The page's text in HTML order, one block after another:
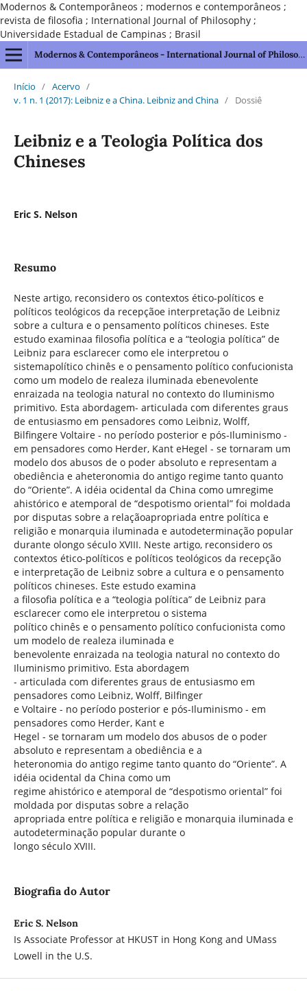
Modernos & Contemporâneos ; modernos e contemporâneos ;
revista de filosofia ; International Journal of Philosophy ;
Universidade Estadual de Campinas ; Brasil
Modernos & Contemporâneos - International Journal of Philosophy [issn 2595-1211]
Início / Acervo /
v. 1 n. 1 (2017): Leibniz e a China. Leibniz and China / Dossiê
Leibniz e a Teologia Política dos
Chineses
Eric S. Nelson
Resumo
Neste artigo, reconsidero os contextos ético-políticos e
políticos teológicos da recepçãoe interpretação de Leibniz
sobre a cultura e o pensamento políticos chineses. Este
estudo examinaa filosofia política e a “teologia política” de
Leibniz para esclarecer como ele interpretou o
sistemapolítico chinês e o pensamento político confucionista
como um modelo de realeza iluminada ebenevolente
enraizada na teologia natural no contexto do Iluminismo
primitivo. Esta abordagem- articulada com diferentes graus
de entusiasmo em pensadores como Leibniz, Wolff,
Bilfingere Voltaire - no período posterior e pós-Iluminismo -
em pensadores como Herder, Kant eHegel - se tornaram um
modelo dos abusos de o poder absoluto e representam a
obediência e aheteronomia do antigo regime tanto quanto
do “Oriente”. A idéia ocidental da China como umregime
ahistórico e atemporal de “despotismo oriental” foi moldada
por disputas sobre a relaçãoapropriada entre política e
religião e monarquia iluminada e autodeterminação popular
durante olongo século XVIII. Neste artigo, reconsidero os
contextos ético-políticos e políticos teológicos da recepção
e interpretação de Leibniz sobre a cultura e o pensamento
políticos chineses. Este estudo examina
a filosofia política e a “teologia política” de Leibniz para
esclarecer como ele interpretou o sistema
político chinês e o pensamento político confucionista como
um modelo de realeza iluminada e
benevolente enraizada na teologia natural no contexto do
Iluminismo primitivo. Esta abordagem
- articulada com diferentes graus de entusiasmo em
pensadores como Leibniz, Wolff, Bilfinger
e Voltaire - no período posterior e pós-Iluminismo - em
pensadores como Herder, Kant e
Hegel - se tornaram um modelo dos abusos de o poder
absoluto e representam a obediência e a
heteronomia do antigo regime tanto quanto do “Oriente”. A
idéia ocidental da China como um
regime ahistórico e atemporal de “despotismo oriental” foi
moldada por disputas sobre a relação
apropriada entre política e religião e monarquia iluminada e
autodeterminação popular durante o
longo século XVIII.
Biografia do Autor
Eric S. Nelson
Is Associate Professor at HKUST in Hong Kong and UMass
Lowell in the U.S.